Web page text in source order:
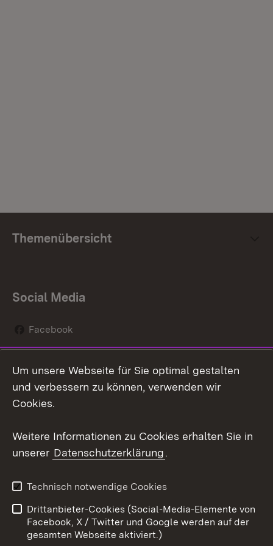
Themenübersicht
Social Media
Facebook
Social Wall
Youtube
Kontakt
Datenschutz
Barrierefreiheit
Impressum Cookies
Um unsere Webseite für Sie optimal gestalten
und verbessern zu können, verwenden wir
Cookies.
Weitere Informationen zu Cookies erhalten Sie in
unserer Datenschutzerklärung.
Technisch notwendige Cookies
Drittanbieter-Cookies (Social-Media-Elemente von
Facebook, X / Twitter und Google werden auf der
gesamten Webseite aktiviert.)